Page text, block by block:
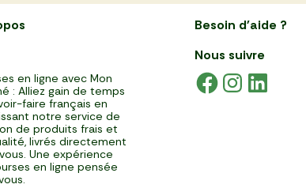
en ligne avec Mon
: Alliez gain de temps
faire français en
notre service de
de produits frais et
livrés directement
Une expérience
en ligne pensée
Besoin d'aide ?
Nous suivre